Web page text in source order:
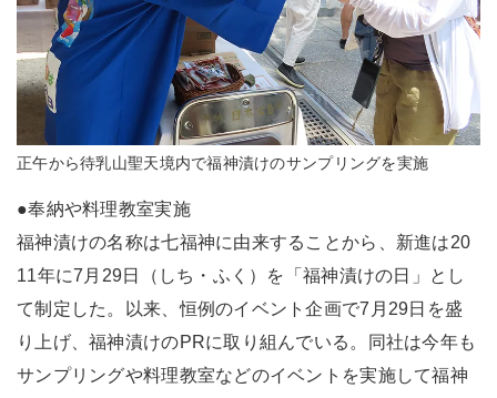
正午から待乳山聖天境内で福神漬けのサンプリングを実施
●奉納や料理教室実施
福神漬けの名称は七福神に由来することから、新進は20
11年に7月29日（しち・ふく）を「福神漬けの日」とし
て制定した。以来、恒例のイベント企画で7月29日を盛
り上げ、福神漬けのPRに取り組んでいる。同社は今年も
サンプリングや料理教室などのイベントを実施して福神